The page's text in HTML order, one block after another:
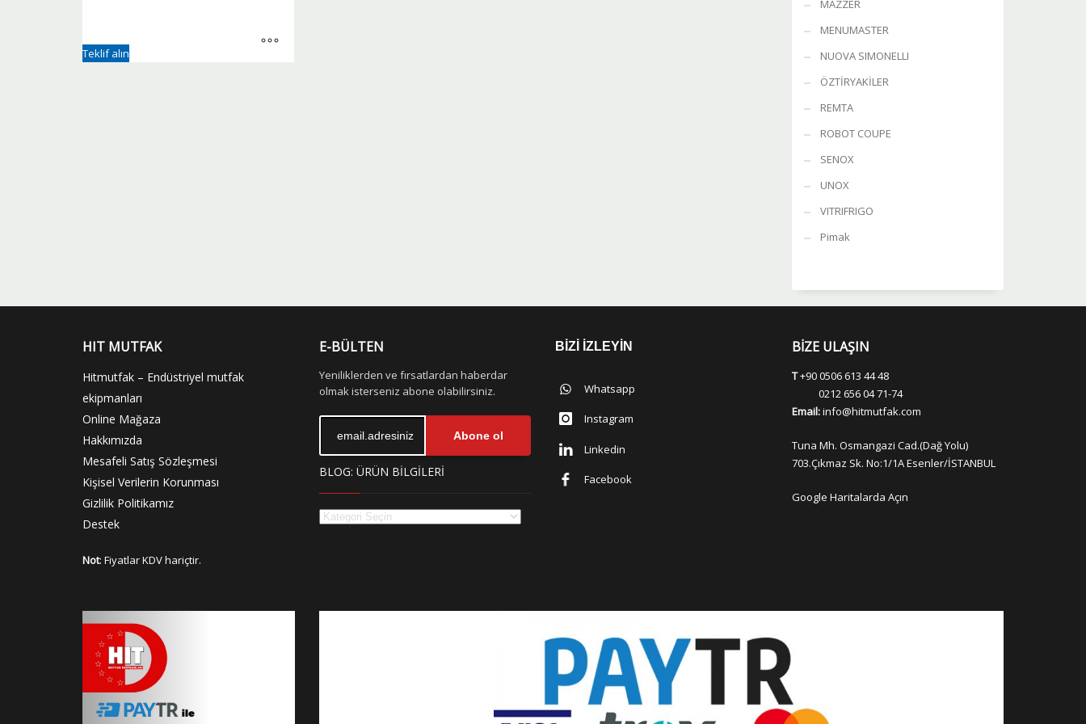
Teklif alın
MAZZER
MENUMASTER
NUOVA SIMONELLI
ÖZTİRYAKİLER
REMTA
ROBOT COUPE
SENOX
UNOX
VITRIFRIGO
Pimak
HIT MUTFAK
Hitmutfak – Endüstriyel mutfak
ekipmanları
Online Mağaza
Hakkımızda
Mesafeli Satış Sözleşmesi
Kişisel Verilerin Korunması
Gizlilik Politikamız
Destek
Not: Fiyatlar KDV hariçtir.
E-BÜLTEN
Yeniliklerden ve fırsatlardan haberdar
olmak isterseniz abone olabilirsiniz.
Abone ol
BLOG: ÜRÜN BİLGİLERİ
BİZİ İZLEYİN
Whatsapp
Instagram
Linkedin
Facebook
BİZE ULAŞIN
T+90 0506 613 44 48
0212 656 04 71-74
Email:info@hitmutfak.com
Tuna Mh. Osmangazi Cad.(Dağ Yolu)
703.Çıkmaz Sk. No:1/1A Esenler/İSTANBUL
Google Haritalarda Açın